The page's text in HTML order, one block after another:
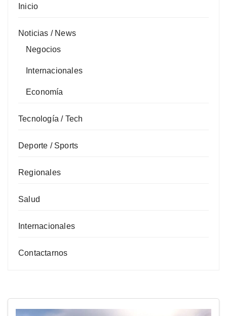
Inicio
Noticias / News
Negocios
Internacionales
Economía
Tecnología / Tech
Deporte / Sports
Regionales
Salud
Internacionales
Contactarnos